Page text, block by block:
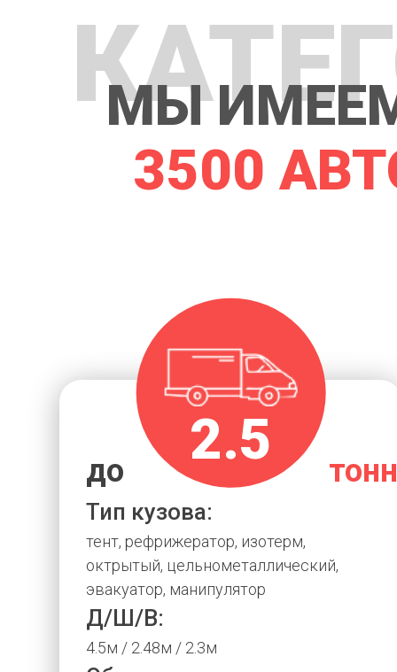
МЫ
3500
2.5
до
Тип кузова:
тент, рефрижератор, изотерм,
октрытый, цельнометаллический,
эвакуатор, манипулятор
Д/Ш/В:
4.5м / 2.48м / 2.3м